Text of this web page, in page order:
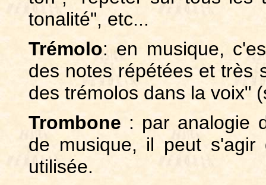
tonalité", etc...
Trémolo: en musique,
des notes répétées et très
des trémolos dans la voix"
Trombone : par analogie
de musique, il peut s'agir
utilisée.